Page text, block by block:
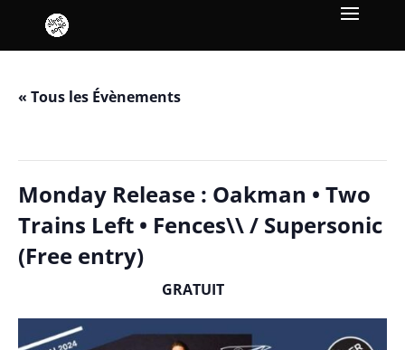
« Tous les Évènements
Monday Release : Oakman • Two
Trains Left • Fences\\ / Supersonic
(Free entry)
GRATUIT